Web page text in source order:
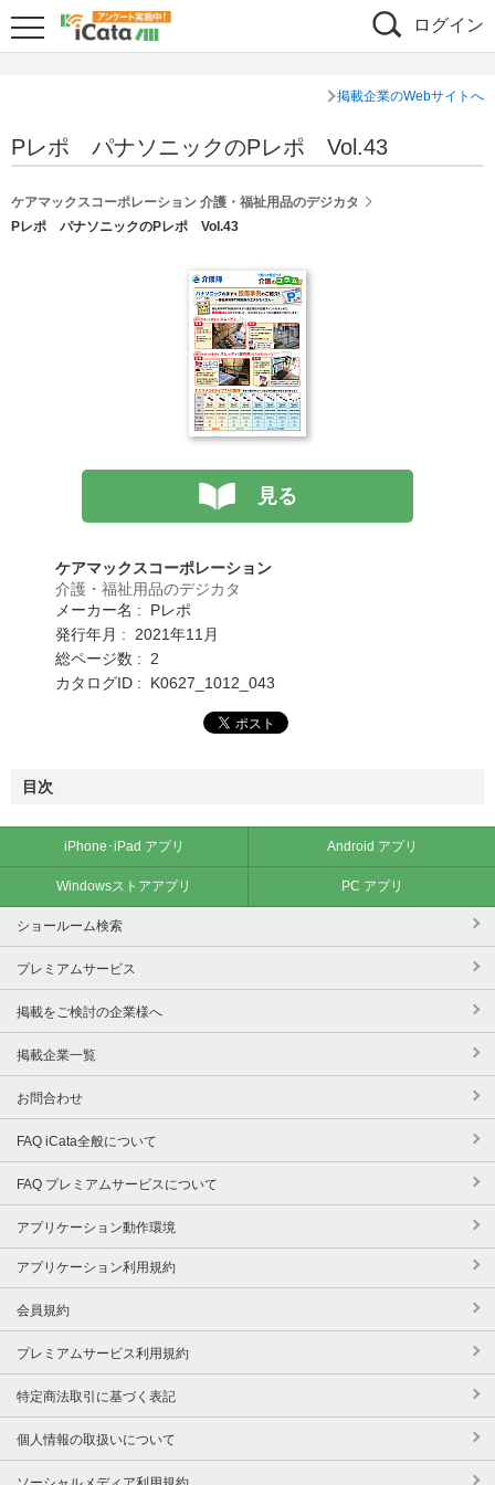
ログイン
掲載企業のWebサイトへ
Pレポ パナソニックのPレポ Vol.43
ケアマックスコーポレーション 介護・福祉用品のデジカタ
Pレポ パナソニックのPレポ Vol.43
見る
ケアマックスコーポレーション
介護・福祉用品のデジカタ
メーカー名 : Pレポ
発行年月 : 2021年11月
総ページ数 : 2
カタログID : K0627_1012_043
目次
iPhone･iPad アプリ Android アプリ
Windowsストアアプリ PC アプリ
ショールーム検索
プレミアムサービス
掲載をご検討の企業様へ
掲載企業一覧
お問合わせ
FAQ iCata全般について
FAQ プレミアムサービスについて
アプリケーション動作環境
アプリケーション利用規約
会員規約
プレミアムサービス利用規約
特定商法取引に基づく表記
個人情報の取扱いについて